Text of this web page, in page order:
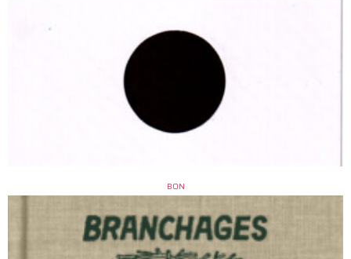
BON